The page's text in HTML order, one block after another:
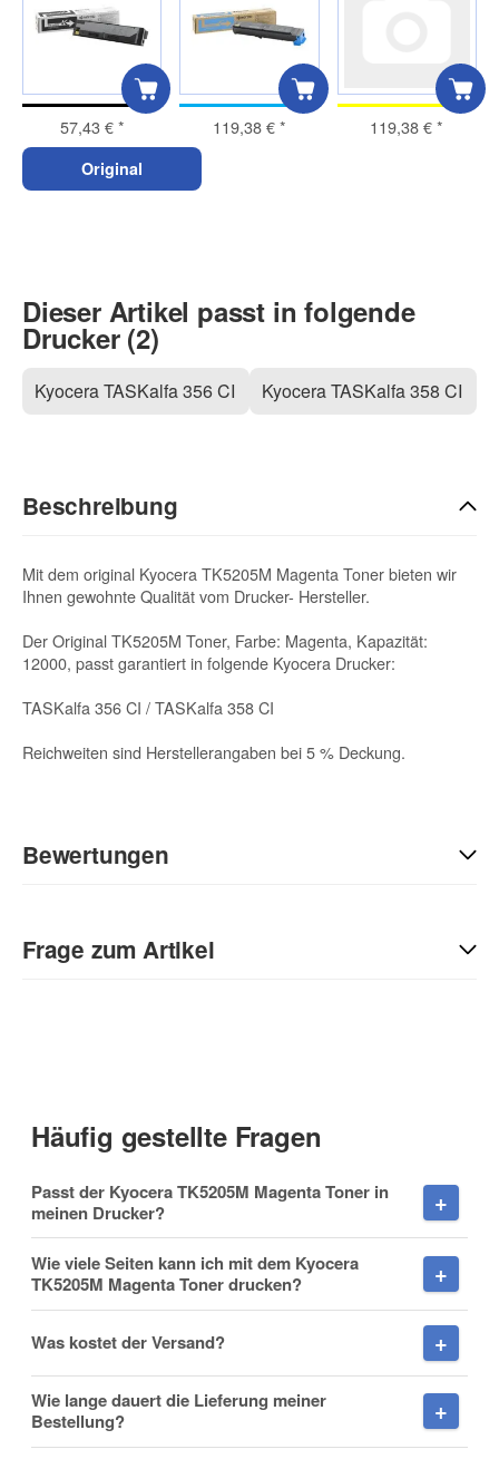
57,43 €* 119,38 €* 119,38 €*
Original
Dieser Artikel passt in folgende
Drucker (2)
Kyocera TASKalfa 356 CI Kyocera TASKalfa 358 CI
Beschreibung
Mit dem original Kyocera TK5205M Magenta Toner bieten wir
Ihnen gewohnte Qualität vom Drucker- Hersteller.
Der Original TK5205M Toner, Farbe: Magenta, Kapazität:
12000, passt garantiert in folgende Kyocera Drucker:
TASKalfa 356 CI / TASKalfa 358 CI
Reichweiten sind Herstellerangaben bei 5 % Deckung.
Bewertungen
Sie Anderen bei der Kaufentscheidung:
Frage zum Artikel
Nachname
Firma
Häufig gestellte Fragen
Passt der Kyocera TK5205M Magenta Toner in
meinen Drucker?
Wie viele Seiten kann ich mit dem Kyocera
TK5205M Magenta Toner drucken?
Was kostet der Versand?
Wie lange dauert die Lieferung meiner
Bestellung?